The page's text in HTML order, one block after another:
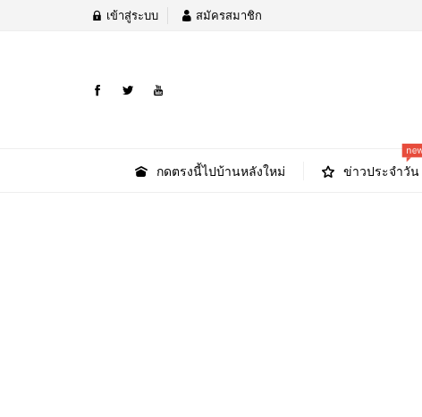
เข้าสู่ระบบ สมัครสมาชิก
กดตรงนี้ไปบ้านหลังใหม่ ข่าวประจำวัน